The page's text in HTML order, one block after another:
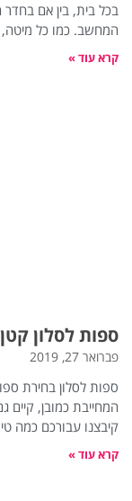
בכל בית, בין אם בחדר
המחשב. כמו כל מיטה,
קרא עוד »
ספות לסלון
פברואר 27, 2019
ספות לסלון בחירת
המחייבת כמובן, קיים
קיבצנו עבורכם כמה
קרא עוד »